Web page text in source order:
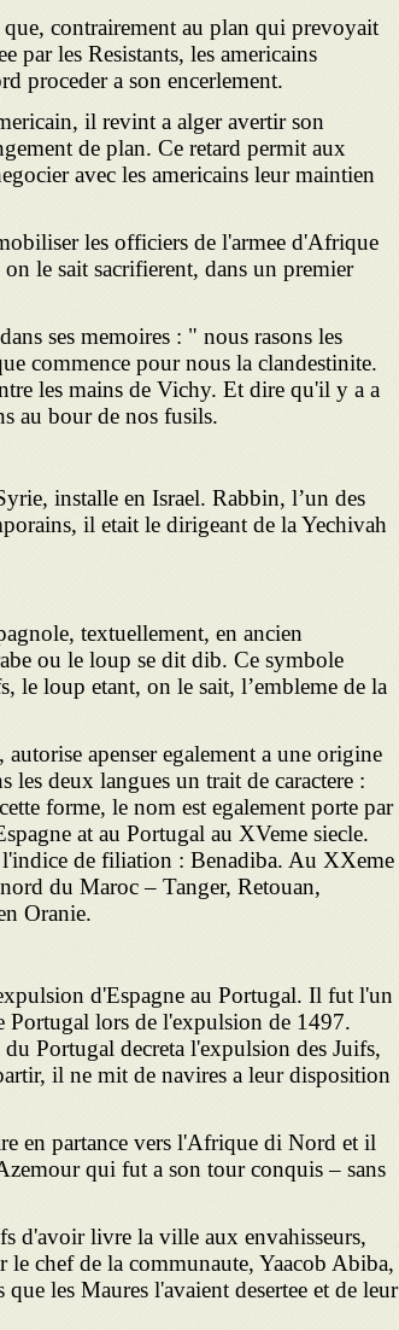
contrairement au plan qui prevoyait
par les Resistants, les americains
proceder a son encerlement.
il revint a alger avertir son
de plan. Ce retard permit aux
avec les americains leur maintien
les officiers de l'armee d'Afrique
le sait sacrifierent, dans un premier
ses memoires : " nous rasons les
commence pour nous la clandestinite.
les mains de Vichy. Et dire qu'il y a a
au bour de nos fusils.
installe en Israel. Rabbin, l’un des
il etait le dirigeant de la Yechivah
textuellement, en ancien
ou le loup se dit dib. Ce symbole
le loup etant, on le sait, l’embleme de la
apenser egalement a une origine
deux langues un trait de caractere :
forme, le nom est egalement porte par
at au Portugal au XVeme siecle.
de filiation : Benadiba. Au XXeme
du Maroc – Tanger, Retouan,
Oranie.
d'Espagne au Portugal. Il fut l'un
Portugal lors de l'expulsion de 1497.
Portugal decreta l'expulsion des Juifs,
il ne mit de navires a leur disposition
en partance vers l'Afrique di Nord et il
qui fut a son tour conquis – sans
d'avoir livre la ville aux envahisseurs,
chef de la communaute, Yaacob Abiba,
les Maures l'avaient desertee et de leur